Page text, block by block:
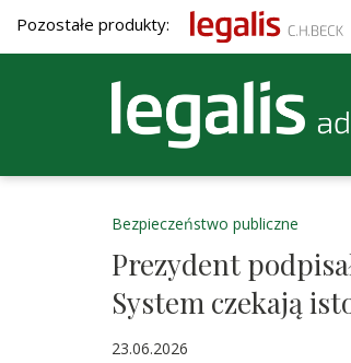
Pozostałe produkty:
Bezpieczeństwo publiczne
Prezydent
System czekają
23.06.2026